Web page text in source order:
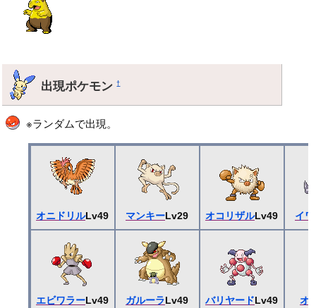
出現ポケモン†
※ランダムで出現。
オニドリルLv49 マンキーLv29 オコリザルLv49 イ
エビワラーLv49 ガルーラLv49 バリヤードLv49 オ